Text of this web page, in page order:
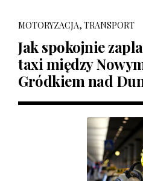
MOTORYZACJA, TRANSPORT
Jak spokojnie
taxi między
Gródkiem nad